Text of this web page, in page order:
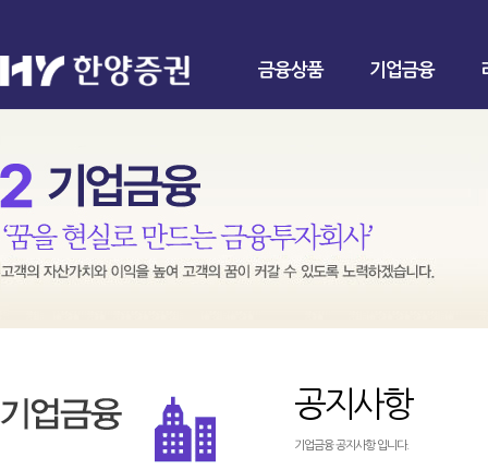
금융상품 기업금융
공지사항
기업금융 공지사항 입니다.